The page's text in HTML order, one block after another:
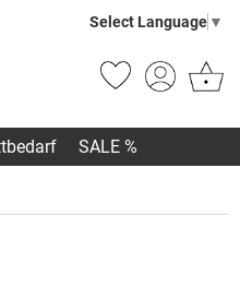
Select Language ▼
SALE %